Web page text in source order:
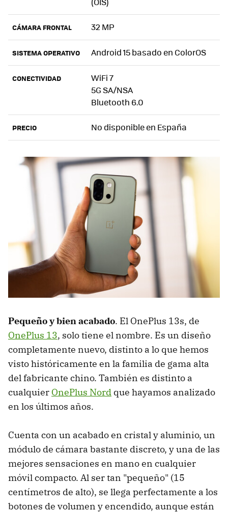
CÁMARA FRONTAL 32 MP
SISTEMA OPERATIVO Android 15 basado en ColorOS
CONECTIVIDAD
WiFi 7
5G SA/NSA
Bluetooth 6.0
PRECIO No disponible en España
Pequeño y bien acabado. El OnePlus 13s, de
OnePlus 13, solo tiene el nombre. Es un diseño
completamente nuevo, distinto a lo que hemos
visto históricamente en la familia de gama alta
del fabricante chino. También es distinto a
cualquier OnePlus Nord que hayamos analizado
en los últimos años.
Cuenta con un acabado en cristal y aluminio, un
módulo de cámara bastante discreto, y una de las
mejores sensaciones en mano en cualquier
móvil compacto. Al ser tan "pequeño" (15
centímetros de alto), se llega perfectamente a los
botones de volumen y encendido, aunque están